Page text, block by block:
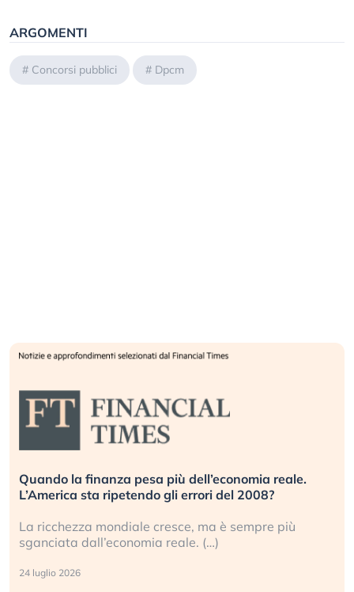
ARGOMENTI
# Concorsi pubblici # Dpcm
Russia e Cina pronti a spegnere Starlink. Gli
investitori stanno sottovalutando il rischio?
Gli investitori tech continuano a ignorare il rischio
geopolitico: il (…)
17 luglio 2026